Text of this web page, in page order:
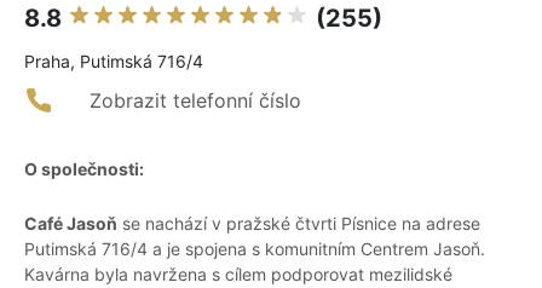
8.8 (255)
Praha, Putimská 716/4
Zobrazit telefonní číslo
O společnosti:
Café Jasoň se nachází v pražské čtvrti Písnice na adrese
Putimská 716/4 a je spojena s komunitním Centrem Jasoň.
Kavárna byla navržena s cílem podporovat mezilidské